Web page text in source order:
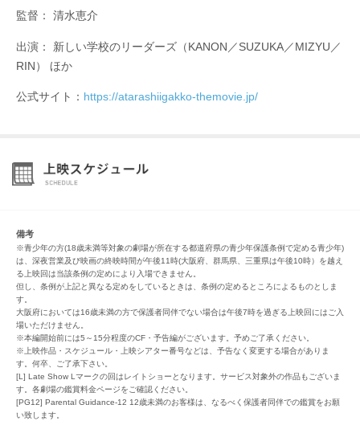
監督： 清水恵介
出演： 新しい学校のリーダーズ（KANON／SUZUKA／MIZYU／
RIN） ほか
公式サイト： https://atarashiigakko-themovie.jp/
備考
※青少年の方(18歳未満等対象の劇場が所在する都道府県の青少年保護条例で定める青少年)
は、深夜営業及び映画の終映時間が午後11時(大阪府、群馬県、三重県は午後10時）を越え
る上映回は当該条例の定めにより入場できません。
但し、条例が上記と異なる定めをしているときは、条例の定めるところによるものとしま
す。
大阪府においては16歳未満の方で保護者同伴でない場合は午後7時を過ぎる上映回にはご入
場いただけません。
※本編開始前には5～15分程度のCF・予告編がございます。予めご了承ください。
※上映作品・スケジュール・上映シアター番号などは、予告なく変更する場合がありま
す。何卒、ご了承下さい。
[L] Late Show Lマークの回はレイトショーとなります。サービス対象外の作品もございま
す。各劇場の鑑賞料金ページをご確認ください。
[PG12] Parental Guidance-12 12歳未満のお客様は、なるべく保護者同伴での鑑賞をお願
い致します。